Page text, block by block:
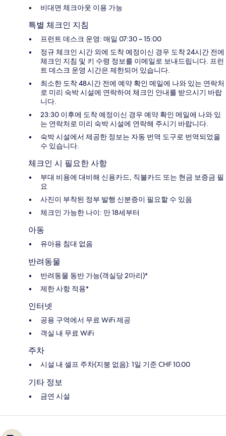
비대면 체크아웃 이용 가능
특별 체크인 지침
프런트 데스크 운영: 매일 07:30 ~ 15:00
정규 체크인 시간 외에 도착 예정이신 경우 도착 24시간 전에
체크인 지침 및 키 수령 정보를 이메일로 보내드립니다. 프런
트 데스크 운영 시간은 제한되어 있습니다.
최소한 도착 48시간 전에 예약 확인 메일에 나와 있는 연락처
로 미리 숙박 시설에 연락하여 체크인 안내를 받으시기 바랍
니다.
23:30 이후에 도착 예정이신 경우 예약 확인 메일에 나와 있
는 연락처로 미리 숙박 시설에 연락해 주시기 바랍니다.
숙박 시설에서 제공한 정보는 자동 번역 도구로 번역되었을
수 있습니다.
체크인 시 필요한 사항
부대 비용에 대비해 신용카드, 직불카드 또는 현금 보증금 필
요
사진이 부착된 정부 발행 신분증이 필요할 수 있음
체크인 가능한 나이: 만 18세부터
아동
유아용 침대 없음
반려동물
반려동물 동반 가능(객실당 2마리)*
제한 사항 적용*
인터넷
공용 구역에서 무료 WiFi 제공
객실 내 무료 WiFi
주차
시설 내 셀프 주차(지붕 없음): 1일 기준 CHF 10.00
기타 정보
금연 시설